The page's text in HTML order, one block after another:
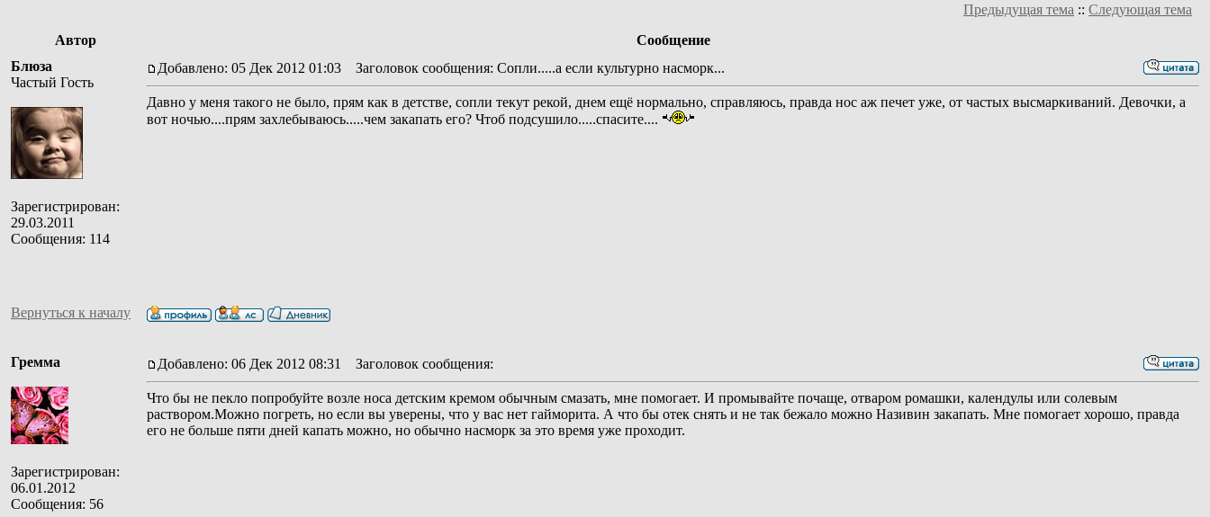
Предыдущая тема :: Следующая тема
Автор
Сообщение
Блюза
Частый Гость
Зарегистрирован:
29.03.2011
Сообщения: 114
Добавлено: 05 Дек 2012 01:03 Заголовок сообщения: Сопли.....а если культурно насморк...
Давно у меня такого не было, прям как в детстве, сопли текут рекой, днем ещё нормально, справляюсь, правда нос аж печет уже, от частых высмаркиваний. Девочки, а
вот ночью....прям захлебываюсь.....чем закапать его? Чтоб подсушило.....спасите....
Вернуться к началу
Гремма
Зарегистрирован:
06.01.2012
Сообщения: 56
Добавлено: 06 Дек 2012 08:31 Заголовок сообщения:
Что бы не пекло попробуйте возле носа детским кремом обычным смазать, мне помогает. И промывайте почаще, отваром ромашки, календулы или солевым
раствором.Можно погреть, но если вы уверены, что у вас нет гайморита. А что бы отек снять и не так бежало можно Називин закапать. Мне помогает хорошо, правда
его не больше пяти дней капать можно, но обычно насморк за это время уже проходит.